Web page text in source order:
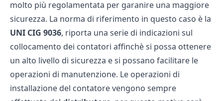
molto più regolamentata per garanire una maggiore
sicurezza. La norma di riferimento in questo caso è la
UNI CIG 9036, riporta una serie di indicazioni sul
collocamento dei contatori affinchè si possa ottenere
un alto livello di sicurezza e si possano facilitare le
operazioni di manutenzione. Le operazioni di
installazione del contatore vengono sempre